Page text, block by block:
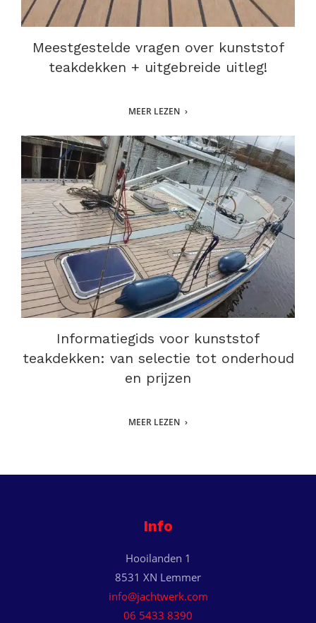
Meestgestelde vragen over kunststof
teakdekken + uitgebreide uitleg!
MEER LEZEN
Informatiegids voor kunststof
teakdekken: van selectie tot onderhoud
en prijzen
MEER LEZEN
Info
Hooilanden 1
8531 XN Lemmer
info@jachtwerk.com
06 5433 8390